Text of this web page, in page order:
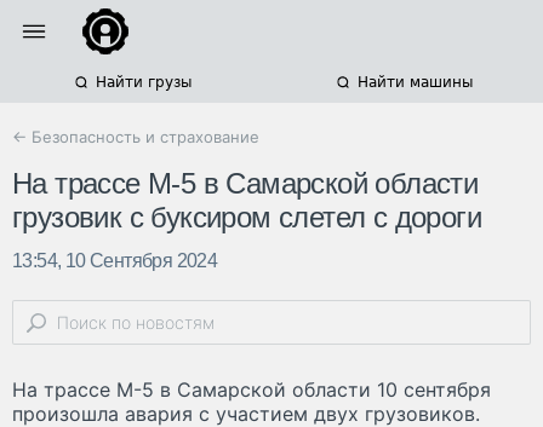
Найти грузы Найти машины
← Безопасность и страхование
На трассе М-5 в Самарской области
грузовик с буксиром слетел с дороги
13:54, 10 Сентября 2024
На трассе М-5 в Самарской области 10 сентября
произошла авария с участием двух грузовиков.